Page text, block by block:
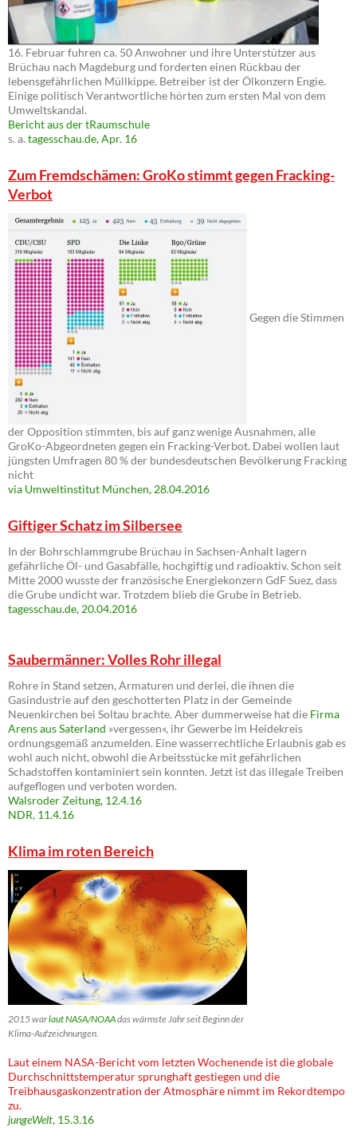
16. Februar fuhren ca. 50 Anwohner und ihre Unterstützer aus
Brüchau nach Magdeburg und forderten einen Rückbau der
lebensgefährlichen Müllkippe. Betreiber ist der Ölkonzern Engie.
Einige politisch Verantwortliche hörten zum ersten Mal von dem
Umweltskandal.
Bericht aus der tRaumschule
s. a. tagesschau.de, Apr. 16
Zum Fremdschämen: GroKo stimmt gegen Fracking-
Verbot
Gegen die Stimmen
der Opposition stimmten, bis auf ganz wenige Ausnahmen, alle
GroKo-Abgeordneten gegen ein Fracking-Verbot. Dabei wollen laut
jüngsten Umfragen 80 % der bundesdeutschen Bevölkerung Fracking
nicht
via Umweltinstitut München, 28.04.2016
Giftiger Schatz im Silbersee
In der Bohrschlammgrube Brüchau in Sachsen-Anhalt lagern
gefährliche Öl- und Gasabfälle, hochgiftig und radioaktiv. Schon seit
Mitte 2000 wusste der französische Energiekonzern GdF Suez, dass
die Grube undicht war. Trotzdem blieb die Grube in Betrieb.
tagesschau.de, 20.04.2016
Saubermänner: Volles Rohr illegal
Rohre in Stand setzen, Armaturen und derlei, die ihnen die
Gasindustrie auf den geschotterten Platz in der Gemeinde
Neuenkirchen bei Soltau brachte. Aber dummerweise hat die Firma
Arens aus Saterland »vergessen«, ihr Gewerbe im Heidekreis
ordnungsgemäß anzumelden. Eine wasserrechtliche Erlaubnis gab es
wohl auch nicht, obwohl die Arbeitsstücke mit gefährlichen
Schadstoffen kontaminiert sein konnten. Jetzt ist das illegale Treiben
aufgeflogen und verboten worden.
Walsroder Zeitung, 12.4.16
NDR, 11.4.16
Klima im roten Bereich
2015 warlaut NASA/NOAAdas wärmste Jahr seit Beginn der
Klima-Aufzeichnungen.
Laut einem NASA-Bericht vom letzten Wochenende ist die globale
Durchschnittstemperatur sprunghaft gestiegen und die
Treibhausgaskonzentration der Atmosphäre nimmt im Rekordtempo
zu.
jungeWelt, 15.3.16